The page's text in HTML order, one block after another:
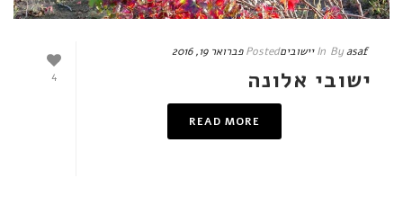
4
Byasaf
In יישוביםPosted פברואר 19, 2016
ישובי אלונה
READ MORE